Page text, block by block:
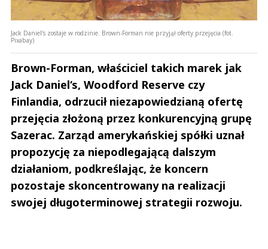
Jack Daniel‘s zostaje w rodzinie. Brown-Forman nie przyjął oferty przejęcia (fot.
Pixabay)
Brown-Forman, właściciel takich marek jak
Jack Daniel‘s, Woodford Reserve czy
Finlandia, odrzucił niezapowiedzianą ofertę
przejęcia złożoną przez konkurencyjną grupę
Sazerac. Zarząd amerykańskiej spółki uznał
propozycję za niepodlegającą dalszym
działaniom, podkreślając, że koncern
pozostaje skoncentrowany na realizacji
swojej długoterminowej strategii rozwoju.